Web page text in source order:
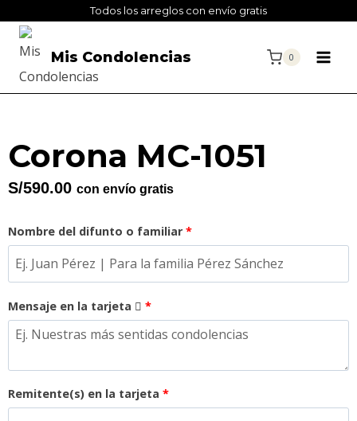
Todos los arreglos con envío gratis
Mis Condolencias 0
Corona MC-1051
S/590.00 con envío gratis
Nombre del difunto o familiar *
Mensaje en la tarjeta *
Remitente(s) en la tarjeta *